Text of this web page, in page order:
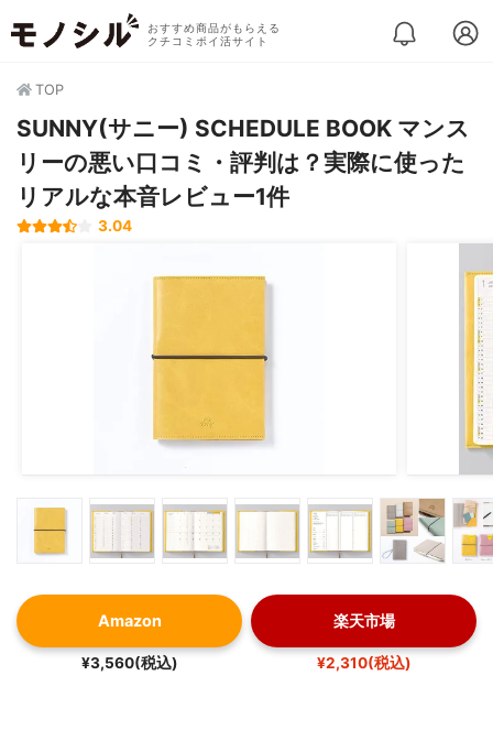
おすすめ商品がもらえる
クチコミポイ活サイト
TOP
SUNNY(サニー) SCHEDULE BOOK マンス
リーの悪い口コミ・評判は？実際に使った
リアルな本音レビュー1件
3.04
Amazon
¥3,560(税込)
楽天市場
¥2,310(税込)